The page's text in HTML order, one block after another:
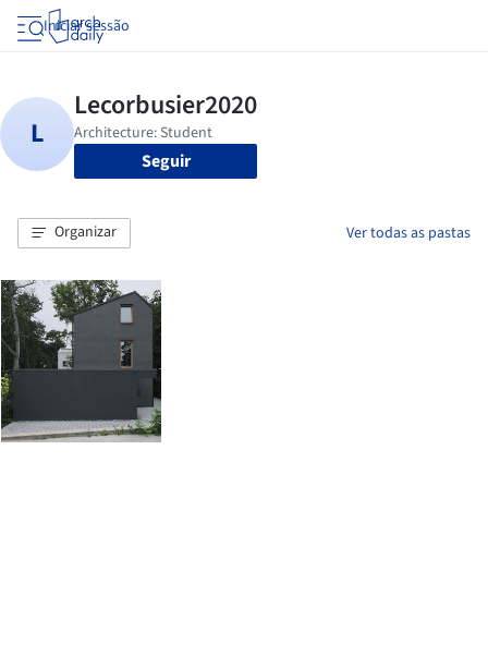
Iniciar sessão
Seguir
Organizar Ver todas as pastas